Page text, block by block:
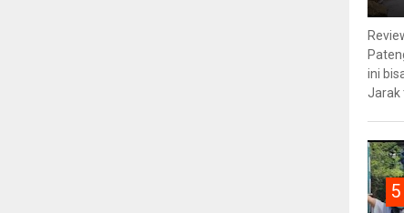
ini
Jarak
5